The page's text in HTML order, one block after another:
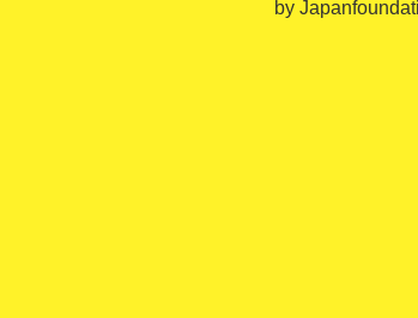
by